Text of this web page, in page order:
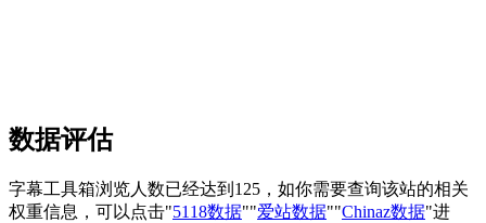
数据评估
字幕工具箱浏览人数已经达到125，如你需要查询该站的相关
权重信息，可以点击"5118数据""爱站数据""Chinaz数据"进